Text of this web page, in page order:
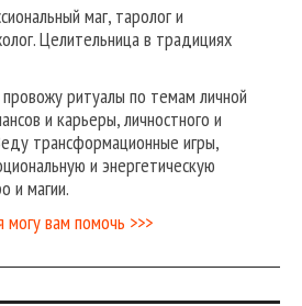
маг, таролог и
Целительница в традициях
ритуалы по темам личной
и карьеры, личностного и
трансформационные игры,
и энергетическую
и магии.
вам помочь >>>